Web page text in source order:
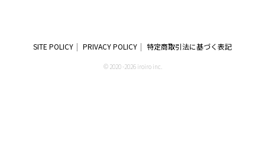
SITE POLICY PRIVACY POLICY 特定商取引法に基づく表記
© 2020 -2026 iroiro inc.